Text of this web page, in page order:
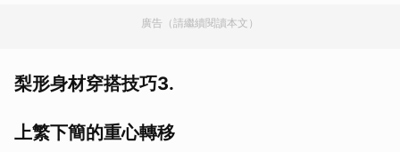
廣告（請繼續閱讀本文）
梨形身材穿搭技巧3.
上繁下簡的重心轉移